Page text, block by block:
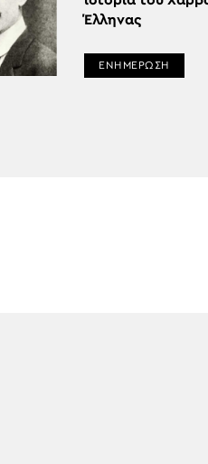
Έλληνας
ΕΝΗΜΕΡΩΣΗ